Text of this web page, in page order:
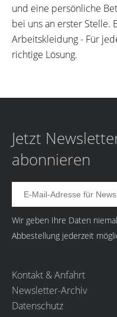
und eine persönliche
bei uns an erster Stelle.
Arbeitskleidung - Für
richtige Lösung.
Jetzt
abonnieren
Wir geben Ihre Daten
Abbestellung jederzeit
Kontakt & Anfahrt
Newsletter-Archiv
Datenschutz